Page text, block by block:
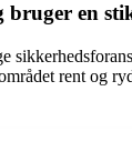
en
rent og